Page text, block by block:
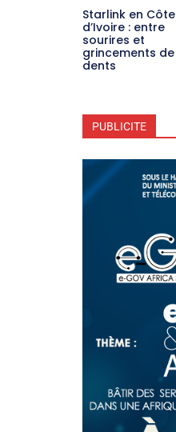
Starlink en Côte
d’Ivoire : entre
sourires et
grincements de
dents
PUBLICITE